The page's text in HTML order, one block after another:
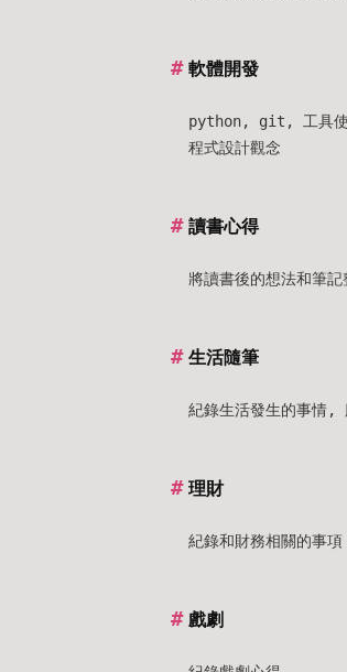
軟體開發
python, git, 工具
程式設計觀念
讀書心得
將讀書後的想法和筆記
生活隨筆
紀錄生活發生的事情,
理財
紀錄和財務相關的事項
戲劇